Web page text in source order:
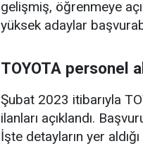
gelişmiş, öğrenmeye
yüksek adaylar
TOYOTA personel
Şubat 2023 itibarıyla
ilanları açıklandı.
İşte detayların yer